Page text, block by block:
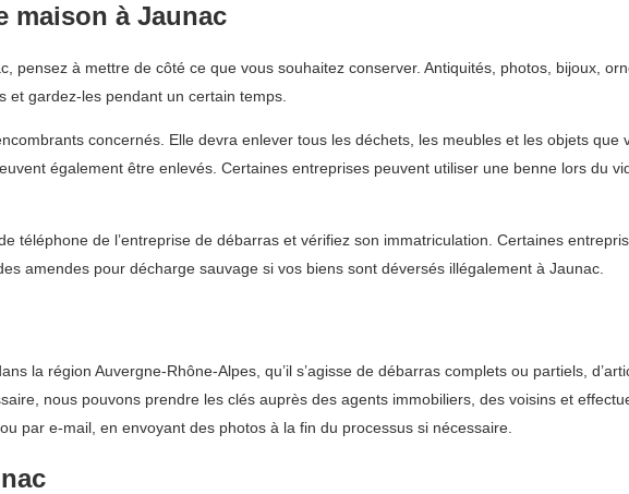
maison à Jaunac
pensez à mettre de côté ce que vous souhaitez conserver. Antiquités, photos, bijoux,
gardez-les pendant un certain temps.
concernés. Elle devra enlever tous les déchets, les meubles et les objets
également être enlevés. Certaines entreprises peuvent utiliser une benne lors du
téléphone de l’entreprise de débarras et vérifiez son immatriculation. Certaines
amendes pour décharge sauvage si vos biens sont déversés illégalement à Jaunac.
la région Auvergne-Rhône-Alpes, qu’il s’agisse de débarras complets ou partiels,
nous pouvons prendre les clés auprès des agents immobiliers, des voisins et
par e-mail, en envoyant des photos à la fin du processus si nécessaire.